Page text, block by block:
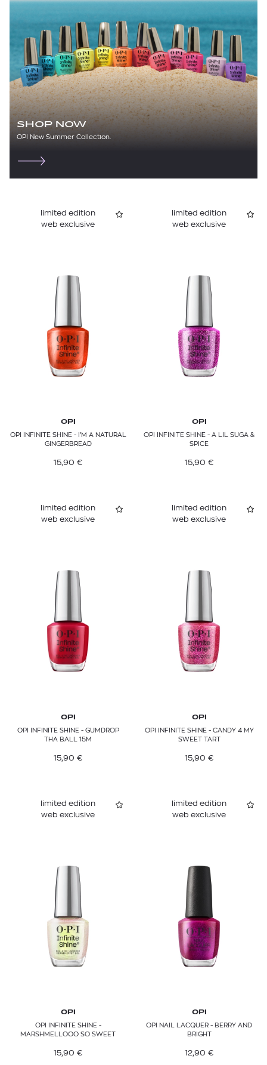
SHOP NOW
OPI New Summer Collection.
limited edition
web exclusive
OPI
OPI INFINITE SHINE - I’M A NATURAL
GINGERBREAD
15,90 €
limited edition
web exclusive
OPI
OPI INFINITE SHINE - A LIL SUGA &
SPICE
15,90 €
limited edition
web exclusive
OPI
OPI INFINITE SHINE - GUMDROP
THA BALL 15M
15,90 €
limited edition
web exclusive
OPI
OPI INFINITE SHINE - CANDY 4 MY
SWEET TART
15,90 €
limited edition
web exclusive
OPI
OPI INFINITE SHINE -
MARSHMELLOOO SO SWEET
15,90 €
limited edition
web exclusive
OPI
OPI NAIL LACQUER - BERRY AND
BRIGHT
12,90 €